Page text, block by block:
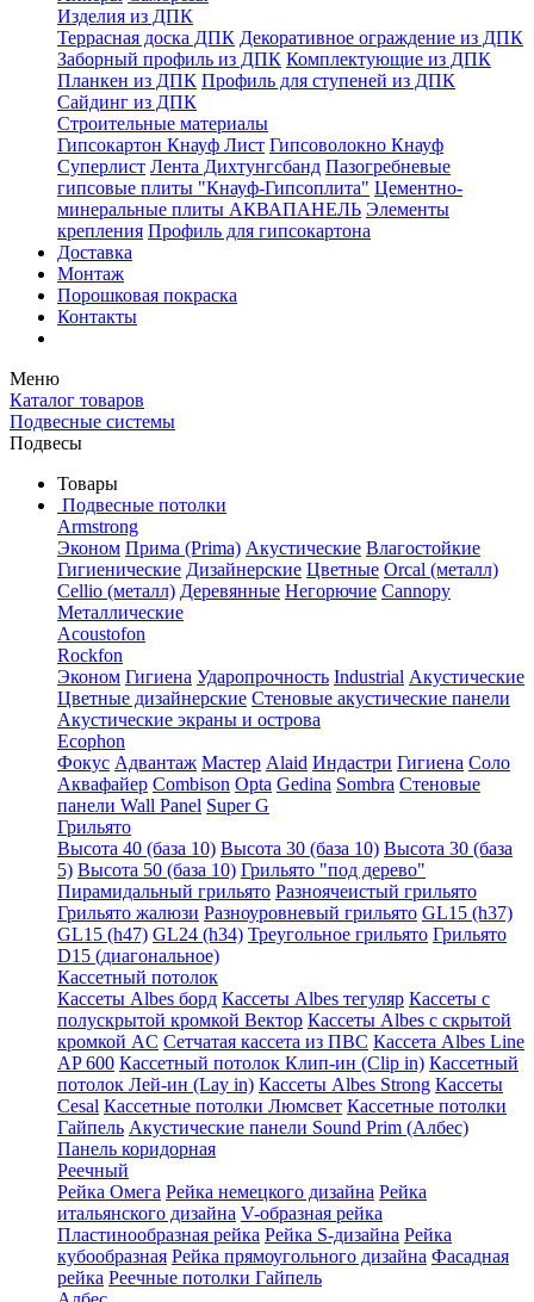
Изделия из ДПК
Террасная доска ДПК Декоративное ограждение из ДПК
Заборный профиль из ДПК Комплектующие из ДПК
Планкен из ДПК Профиль для ступеней из ДПК
Сайдинг из ДПК
Строительные материалы
Гипсокартон Кнауф Лист Гипсоволокно Кнауф
Суперлист Лента Дихтунгсбанд Пазогребневые
гипсовые плиты "Кнауф-Гипсоплита" Цементно-
минеральные плиты АКВАПАНЕЛЬ Элементы
крепления Профиль для гипсокартона
Доставка
Монтаж
Порошковая покраска
Контакты
Меню
Каталог товаров
Подвесные системы
Подвесы
Товары
Подвесные потолки
Armstrong
Эконом Прима (Prima) Акустические Влагостойкие
Гигиенические Дизайнерские Цветные Orcal (металл)
Cellio (металл) Деревянные Негорючие Cannopy
Металлические
Acoustofon
Rockfon
Эконом Гигиена Ударопрочность Industrial Акустические
Цветные дизайнерские Стеновые акустические панели
Акустические экраны и острова
Ecophon
Фокус Адвантаж Мастер Alaid Индастри Гигиена Соло
Аквафайер Combison Opta Gedina Sombra Стеновые
панели Wall Panel Super G
Грильято
Высота 40 (база 10) Высота 30 (база 10) Высота 30 (база
5) Высота 50 (база 10) Грильято "под дерево"
Пирамидальный грильято Разноячеистый грильято
Грильято жалюзи Разноуровневый грильято GL15 (h37)
GL15 (h47) GL24 (h34) Треугольное грильято Грильято
D15 (диагональное)
Кассетный потолок
Кассеты Albes борд Кассеты Albes тегуляр Кассеты с
полускрытой кромкой Вектор Кассеты Albes с скрытой
кромкой AC Сетчатая кассета из ПВС Кассета Albes Line
AP 600 Кассетный потолок Клип-ин (Clip in) Кассетный
потолок Лей-ин (Lay in) Кассеты Albes Strong Кассеты
Cesal Кассетные потолки Люмсвет Кассетные потолки
Гайпель Акустические панели Sound Prim (Албес)
Панель коридорная
Реечный
Рейка Омега Рейка немецкого дизайна Рейка
итальянского дизайна V-образная рейка
Пластинообразная рейка Рейка S-дизайна Рейка
кубообразная Рейка прямоугольного дизайна Фасадная
рейка Реечные потолки Гайпель